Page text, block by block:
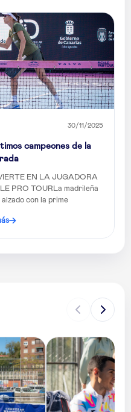
30/11/2025
campeones de la
EN LA JUGADORA
PRO TOURLa madrileña
con la prime